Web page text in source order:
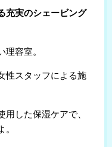
充実のシェービング
容室。
性スタッフによる施
した保湿ケアで、